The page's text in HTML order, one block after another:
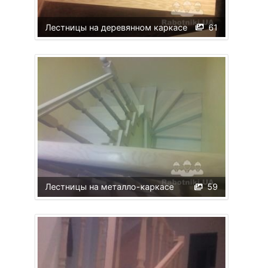
61
Лестницы на деревянном каркасе
59
Лестницы на металло-каркасе